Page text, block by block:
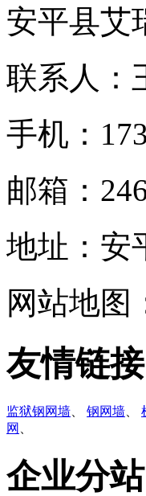
安平县艾
联系人：
手机：
邮箱：
地址：安
网站地图
友情链接
监狱钢网墙 钢网墙
网
企业分站